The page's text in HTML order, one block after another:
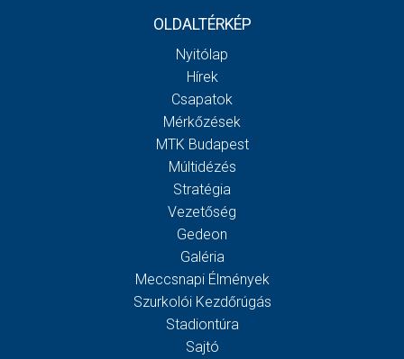
OLDALTÉRKÉP
Nyitólap
Hírek
Csapatok
Mérkőzések
MTK Budapest
Múltidézés
Stratégia
Vezetőség
Gedeon
Galéria
Meccsnapi Élmények
Szurkolói Kezdőrúgás
Stadiontúra
Sajtó